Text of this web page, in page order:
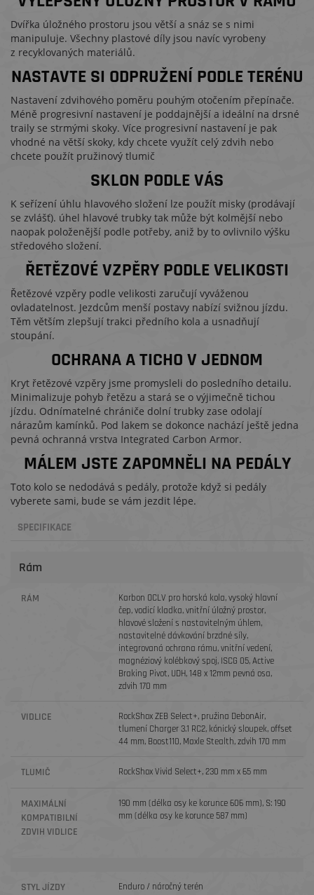
Dvířka úložného prostoru jsou větší a snáz se s nimi
manipuluje. Všechny plastové díly jsou navíc vyrobeny
z recyklovaných materiálů.
NASTAVTE SI ODPRUŽENÍ PODLE TERÉNU
Nastavení zdvihového poměru pouhým otočením přepínače.
Méně progresivní nastavení je poddajnější a ideální na drsné
traily se strmými skoky. Více progresivní nastavení je pak
vhodné na větší skoky, kdy chcete využít celý zdvih nebo
chcete použít pružinový tlumič
SKLON PODLE VÁS
K seřízení úhlu hlavového složení lze použít misky (prodávají
se zvlášť). úhel hlavové trubky tak může být kolmější nebo
naopak položenější podle potřeby, aniž by to ovlivnilo výšku
středového složení.
ŘETĚZOVÉ VZPĚRY PODLE VELIKOSTI
Řetězové vzpěry podle velikosti zaručují vyváženou
ovladatelnost. Jezdcům menší postavy nabízí svižnou jízdu.
Těm větším zlepšují trakci předního kola a usnadňují
stoupání.
OCHRANA A TICHO V JEDNOM
Kryt řetězové vzpěry jsme promysleli do posledního detailu.
Minimalizuje pohyb řetězu a stará se o výjimečně tichou
jízdu. Odnímatelné chrániče dolní trubky zase odolají
nárazům kamínků. Pod lakem se dokonce nachází ještě jedna
pevná ochranná vrstva Integrated Carbon Armor.
MÁLEM JSTE ZAPOMNĚLI NA PEDÁLY
Toto kolo se nedodává s pedály, protože když si pedály
vyberete sami, bude se vám jezdit lépe.
SPECIFIKACE
Rám
RÁM
Karbon OCLV pro horská kola, vysoký hlavní
čep, vodicí kladka, vnitřní úložný prostor,
hlavové složení s nastavitelným úhlem,
nastavitelné dávkování brzdné síly,
integrovaná ochrana rámu, vnitřní vedení,
magnéziový kolébkový spoj, ISCG 05, Active
Braking Pivot, UDH, 148 x 12mm pevná osa,
zdvih 170 mm
VIDLICE
RockShox ZEB Select+, pružina DebonAir,
tlumení Charger 3.1 RC2, kónický sloupek, offset
44 mm, Boost110, Maxle Stealth, zdvih 170 mm
TLUMIČ RockShox Vivid Select+, 230 mm x 65 mm
MAXIMÁLNÍ
KOMPATIBILNÍ
ZDVIH VIDLICE
190 mm (délka osy ke korunce 606 mm), S: 190
mm (délka osy ke korunce 587 mm)
STYL JÍZDY Enduro / náročný terén